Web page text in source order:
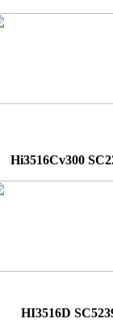
Hi3516Cv300
HI3516D